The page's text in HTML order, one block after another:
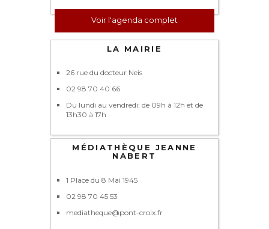
Voir l'agenda complet
LA MAIRIE
26 rue du docteur Neis
02 98 70 40 66
Du lundi au vendredi: de 09h à 12h et de
13h30 à 17h
MÉDIATHÈQUE JEANNE
NABERT
1 Place du 8 Mai 1945
02 98 70 45 53
mediatheque@pont-croix.fr